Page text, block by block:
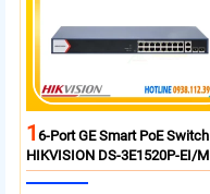
16-Port GE Smart PoE Switch
HIKVISION DS-3E1520P-EI/M